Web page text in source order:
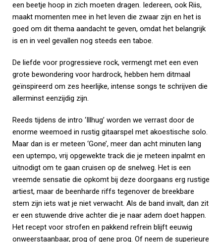
een beetje hoop in zich moeten dragen. Iedereen, ook Riis,
maakt momenten mee in het leven die zwaar zijn en het is
goed om dit thema aandacht te geven, omdat het belangrijk
is en in veel gevallen nog steeds een taboe.
De liefde voor progressieve rock, vermengt met een even
grote bewondering voor hardrock, hebben hem ditmaal
geïnspireerd om zes heerlijke, intense songs te schrijven die
allerminst eenzijdig zijn.
Reeds tijdens de intro ‘Illhug’ worden we verrast door de
enorme weemoed in rustig gitaarspel met akoestische solo.
Maar dan is er meteen ‘Gone’, meer dan acht minuten lang
een uptempo, vrij opgewekte track die je meteen inpalmt en
uitnodigt om te gaan cruisen op de snelweg. Het is een
vreemde sensatie die opkomt bij deze doorgaans erg rustige
artiest, maar de beenharde riffs tegenover de breekbare
stem zijn iets wat je niet verwacht. Als de band invalt, dan zit
er een stuwende drive achter die je naar adem doet happen.
Het recept voor strofen en pakkend refrein blijft eeuwig
onweerstaanbaar, prog of gene prog. Of neem de superieure